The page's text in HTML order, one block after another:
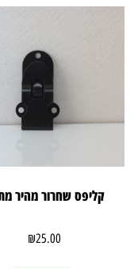
קליפס שחרור מהיר
₪25.00